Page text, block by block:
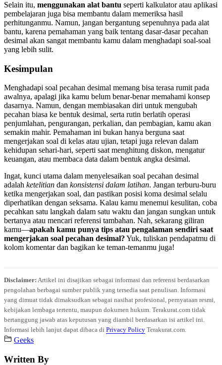
Selain itu, menggunakan alat bantu seperti kalkulator atau aplikasi
pembelajaran juga bisa membantu dalam memeriksa hasil
perhitunganmu. Namun, jangan bergantung sepenuhnya pada alat
bantu, karena pemahaman yang baik tentang dasar-dasar pecahan
desimal akan sangat membantu kamu dalam menghadapi soal-soal
yang lebih sulit.
Kesimpulan
Menghadapi soal pecahan desimal memang bisa terasa rumit pada
awalnya, apalagi jika kamu belum benar-benar memahami konsep
dasarnya. Namun, dengan membiasakan diri untuk mengubah
pecahan biasa ke bentuk desimal, serta rutin berlatih operasi
penjumlahan, pengurangan, perkalian, dan pembagian, kamu akan
semakin mahir. Pemahaman ini bukan hanya berguna saat
mengerjakan soal di kelas atau ujian, tetapi juga relevan dalam
kehidupan sehari-hari, seperti saat menghitung diskon, mengatur
keuangan, atau membaca data dalam bentuk angka desimal.
Ingat, kunci utama dalam menyelesaikan soal pecahan desimal
adalah ketelitian dan konsistensi dalam latihan. Jangan terburu-buru
ketika mengerjakan soal, dan pastikan posisi koma desimal selalu
diperhatikan dengan seksama. Kalau kamu menemui kesulitan, coba
pecahkan satu langkah dalam satu waktu dan jangan sungkan untuk
bertanya atau mencari referensi tambahan. Nah, sekarang giliran
kamu—apakah kamu punya tips atau pengalaman sendiri saat
mengerjakan soal pecahan desimal? Yuk, tuliskan pendapatmu di
kolom komentar dan bagikan ke teman-temanmu juga!
Disclaimer: Artikel ini disajikan sebagai informasi dan referensi berdasarkan
pengolahan berbagai sumber publik yang tersedia saat penulisan. Informasi
yang dimuat tidak dimaksudkan sebagai nasihat profesional, pernyataan resmi,
kebijakan lembaga tertentu, maupun dokumen hukum. Terakurat.com tidak
bertanggung jawab atas keputusan yang diambil berdasarkan isi artikel ini.
Informasi lebih lanjut dapat dibaca di Privacy Policy Terakurat.com.
Geeks
Written By